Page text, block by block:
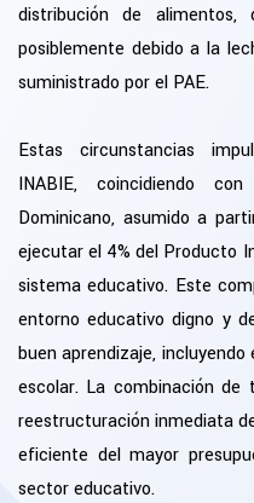
distribución de
posiblemente debido a la
suministrado por el PAE.
Estas circunstancias
INABIE, coincidiendo
Dominicano, asumido a
ejecutar el 4% del Producto
sistema educativo. Este
entorno educativo digno y
buen aprendizaje,
escolar. La combinación de
reestructuración inmediata
eficiente del mayor
sector educativo.